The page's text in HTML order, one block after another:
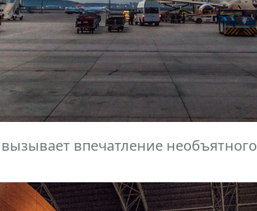
впечатление необъятного